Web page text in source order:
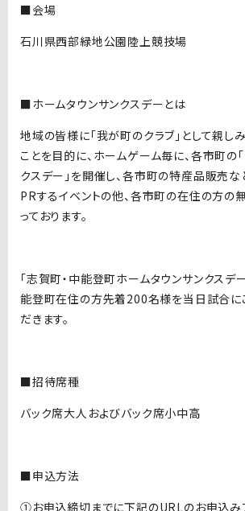
■会場
石川県西部緑地公園陸上競技場
■ホームタウンサンクスデーとは
地域の皆様に「我が町のクラブ」として親し
ことを目的に、ホームゲーム毎に、各市町の
クスデー」を開催し、各市町の特産品販売な
PRするイベントの他、各市町の在住の方の
っております。
「志賀町・中能登町ホームタウンサンクスデ
能登町在住の方先着200名様を当日試合に
だきます。
■招待席種
バック席大人およびバック席小中高
■申込方法
①お申込締切までに下記のURLのお申込み